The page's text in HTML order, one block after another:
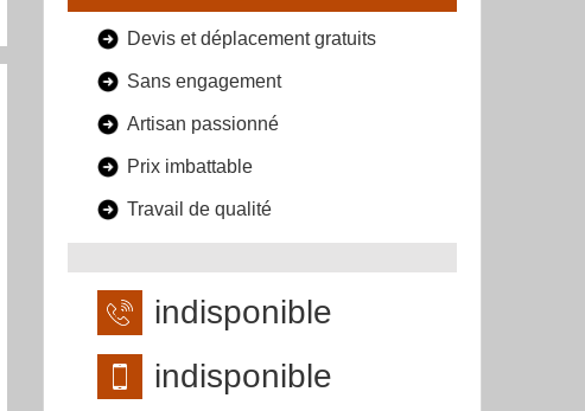
Devis et déplacement gratuits
Sans engagement
Artisan passionné
Prix imbattable
Travail de qualité
indisponible
indisponible